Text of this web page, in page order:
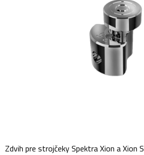
Zdvih pre strojčeky Spektra Xion a Xion S